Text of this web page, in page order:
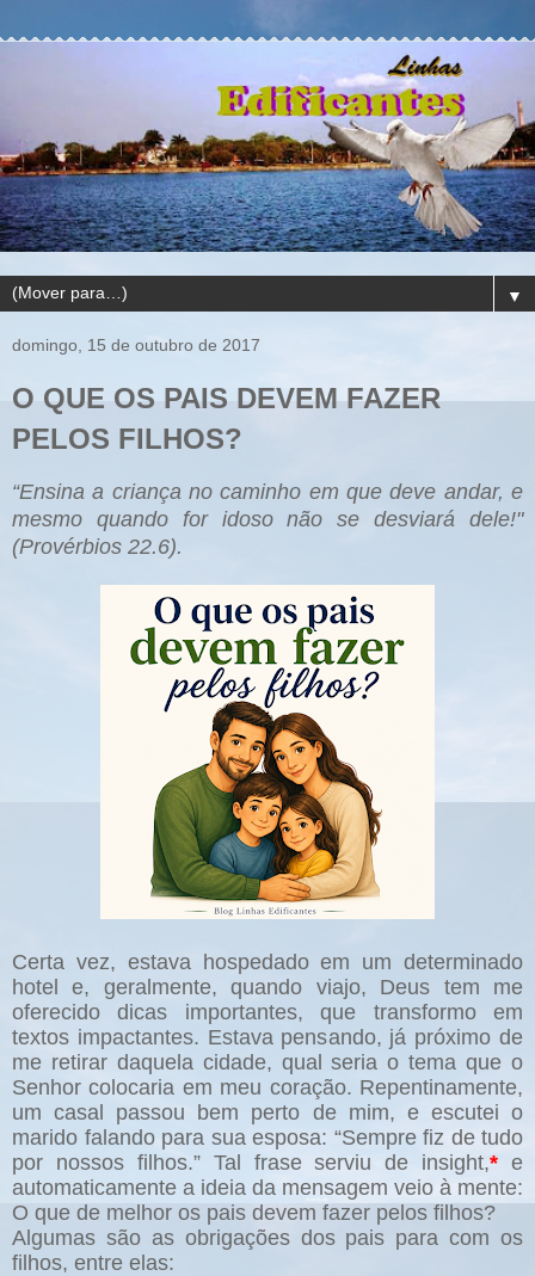
▼
domingo, 15 de outubro de 2017
O QUE OS PAIS DEVEM FAZER
PELOS FILHOS?
“Ensina a criança no caminho em que deve andar, e
mesmo quando for idoso não se desviará dele!"
(Provérbios 22.6).
Certa vez, estava hospedado em um determinado
hotel e, geralmente, quando viajo, Deus tem me
oferecido dicas importantes, que transformo em
textos impactantes. Estava pensando, já próximo de
me retirar daquela cidade, qual seria o tema que o
Senhor colocaria em meu coração. Repentinamente,
um casal passou bem perto de mim, e escutei o
marido falando para sua esposa: “Sempre fiz de tudo
por nossos filhos.” Tal frase serviu de insight,* e
automaticamente a ideia da mensagem veio à mente:
O que de melhor os pais devem fazer pelos filhos?
Algumas são as obrigações dos pais para com os
filhos, entre elas: